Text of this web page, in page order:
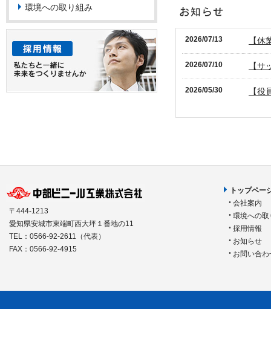
2026/07/13 【
2026/07/10 【
2026/05/30 【
環境への取り組み
〒444-1213
愛知県安城市東端町西大坪１番地の11
TEL：0566-92-2611（代表）
FAX：0566-92-4915
トップペー
会社案内
環境への取
採用情報
お知らせ
お問い合わ